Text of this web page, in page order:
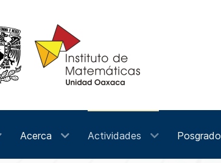
Acerca Actividades Posgrado